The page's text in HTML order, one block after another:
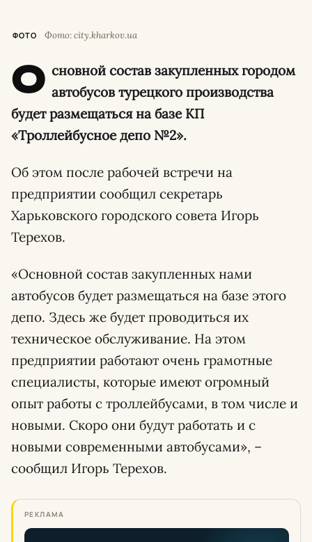
ФОТО Фото: city.kharkov.ua
О сновной состав закупленных городом
автобусов турецкого производства
будет размещаться на базе КП
«Троллейбусное депо №2».
Об этом после рабочей встречи на
предприятии сообщил секретарь
Харьковского городского совета Игорь
Терехов.
«Основной состав закупленных нами
автобусов будет размещаться на базе этого
депо. Здесь же будет проводиться их
техническое обслуживание. На этом
предприятии работают очень грамотные
специалисты, которые имеют огромный
опыт работы с троллейбусами, в том числе и
новыми. Скоро они будут работать и с
новыми современными автобусами», –
сообщил Игорь Терехов.
РЕКЛАМА